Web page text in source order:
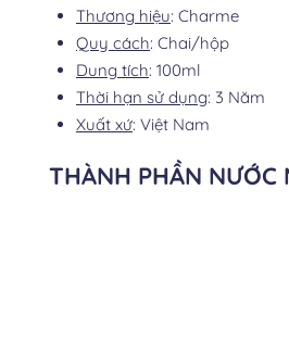
Thương hiệu: Charme
Quy cách: Chai/hộp
Dung tích: 100ml
Thời hạn sử dụng: 3 Năm
Xuất xứ: Việt Nam
THÀNH PHẦN NƯỚC